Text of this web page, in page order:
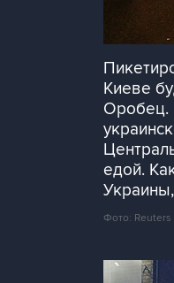
Киеве
Оробец.
едой.
Фото: Reuters